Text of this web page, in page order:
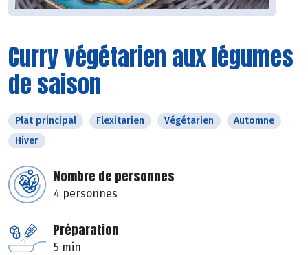
Curry végétarien aux légumes
de saison
Plat principal Flexitarien Végétarien
Automne
Hiver
Nombre de personnes
4 personnes
Préparation
5 min